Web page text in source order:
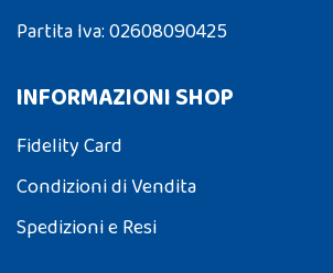
Partita Iva: 02608090425
INFORMAZIONI SHOP
Fidelity Card
Condizioni di Vendita
Spedizioni e Resi